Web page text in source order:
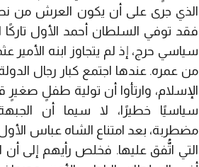
الذي جرى على أن يكون العرش من
فقد توفي السلطان أحمد الأول تاركًا
سياسي حرج، إذ لم يتجاوز ابنه الأمير
من عمره. عندها اجتمع كبار رجال
الإسلام، وارتأوا أن تولية طفلٍ صغيرٍ
سياسيًا خطيرًا، لا سيما أن الجبهة
مضطربة، بعد امتناع الشاه عباس
التي اتُّفق عليها. فخلص رأيهم إلى أن